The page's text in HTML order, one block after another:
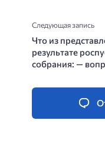
Следующая запись
Что из
результате
собрания: —